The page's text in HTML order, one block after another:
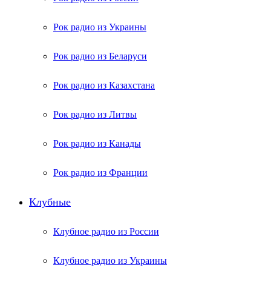
Рок радио из Украины
Рок радио из Беларуси
Рок радио из Казахстана
Рок радио из Литвы
Рок радио из Канады
Рок радио из Франции
Клубные
Клубное радио из России
Клубное радио из Украины